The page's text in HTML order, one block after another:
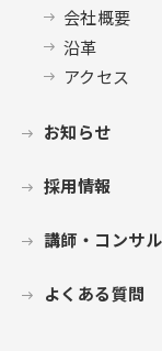
会社概要
沿革
アクセス
お知らせ
採用情報
講師・コンサ
よくある質問